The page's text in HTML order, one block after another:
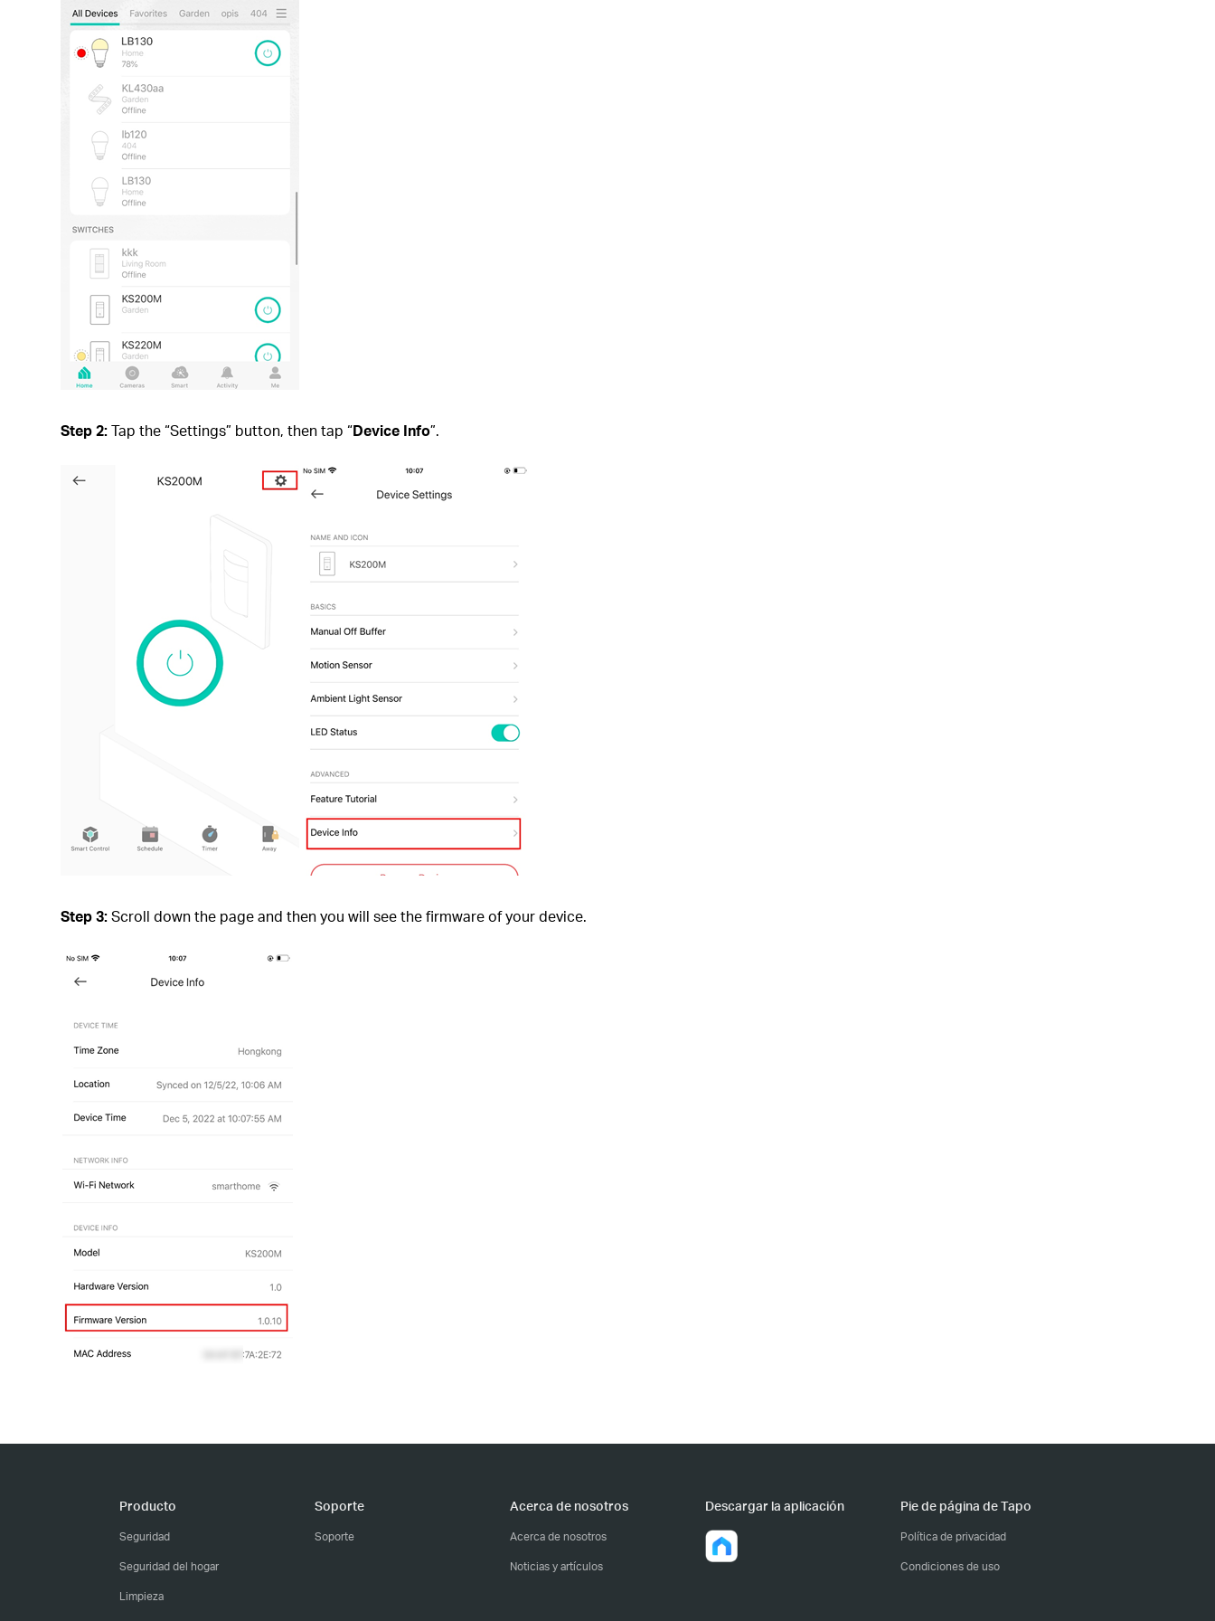
Step 2:Tap the “Settings” button, then tap “Device Info”.
Step 3:Scroll down the page and then you will see the firmware of your device.
Producto
Seguridad
Seguridad del hogar
Limpieza
Soporte
Soporte
Acerca de nosotros
Acerca de nosotros
Noticias y artículos
Descargar la aplicación Pie de página de Tapo
Política de privacidad
Condiciones de uso